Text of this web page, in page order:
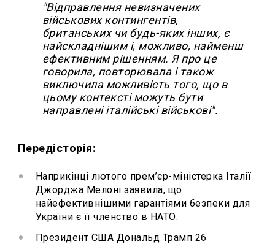
"Відправлення невизначених
військових контингентів,
британських чи будь-яких інших, є
найскладнішим і, можливо, найменш
ефективним рішенням. Я про це
говорила, повторювала і також
виключила можливість того, що в
цьому контексті можуть бути
направлені італійські військові".
Передісторія:
Наприкінці лютого прем’єр-міністерка Італії
Джорджа Мелоні заявила, що
найефективнішими гарантіями безпеки для
України є її членство в НАТО.
Президент США Дональд Трамп 26